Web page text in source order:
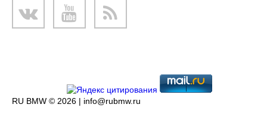
RU BMW © 2026 | info@rubmw.ru